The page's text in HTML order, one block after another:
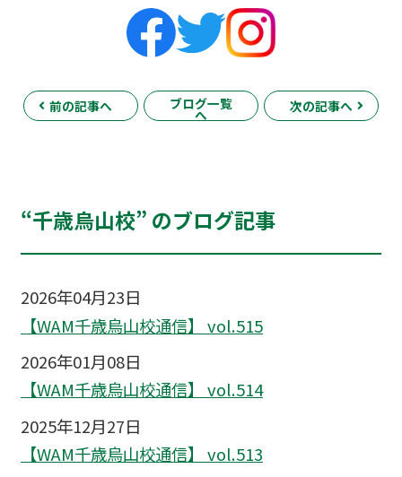
前の記事へ ブログ一覧
へ
次の記事へ
“千歳烏山校” のブログ記事
2026年04月23日
【WAM千歳烏山校通信】 vol.515
2026年01月08日
【WAM千歳烏山校通信】 vol.514
2025年12月27日
【WAM千歳烏山校通信】 vol.513